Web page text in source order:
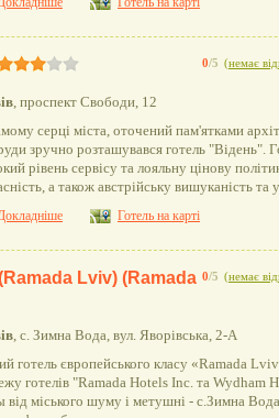
0/5 (немає
, проспект Свободи, 12
серці міста, оточений пам'ятками
зручно розташувався готель "Відень".
рівень сервісу та лояльну цінову
а також австрійську вишуканість та
Готель на карті
0/5 (немає
Lviv) (Ramada
, с. Зимна Вода, вул. Яворівська, 2-А
готель європейського класу «Ramada
готелів "Ramada Hotels Inc. та Wydham
від міського шуму і метушні - с.Зимна